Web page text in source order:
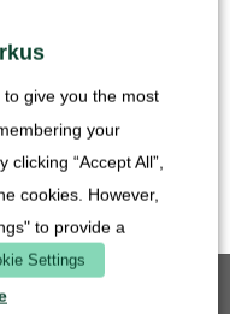
€
käibemaksuga
pluss
Veokulud
give you the most
your
“Accept All”,
cookies. However,
to provide a
Settings